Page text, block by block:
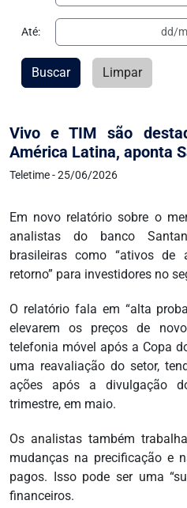
Vivo e TIM são
América Latina, aponta
Teletime - 25/06/2026
Em novo relatório sobre o
analistas do banco
brasileiras como “ativos de
retorno” para investidores no
O relatório fala em “alta
elevarem os preços de
telefonia móvel após a Copa
uma reavaliação do setor,
ações após a divulgação
trimestre, em maio.
Os analistas também
mudanças na precificação e
pagos. Isso pode ser uma
financeiros.
Até:
Buscar Limpar